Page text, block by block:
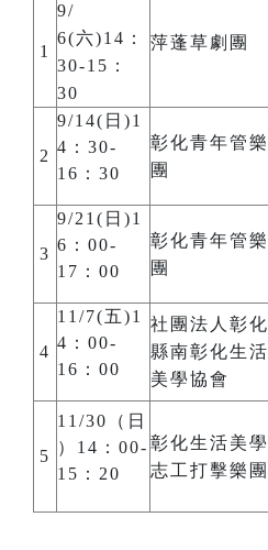
1
9/
6(六)14：
30-15：
30
萍蓬草劇團
2
9/14(日)1
4：30-
16：30
彰化青年管樂
團
3
9/21(日)1
6：00-
17：00
彰化青年管樂
團
4
11/7(五)1
4：00-
16：00
社團法人彰化
縣南彰化生活
美學協會
5
11/30（日
）14：00-
15：20
彰化生活美學
志工打擊樂團